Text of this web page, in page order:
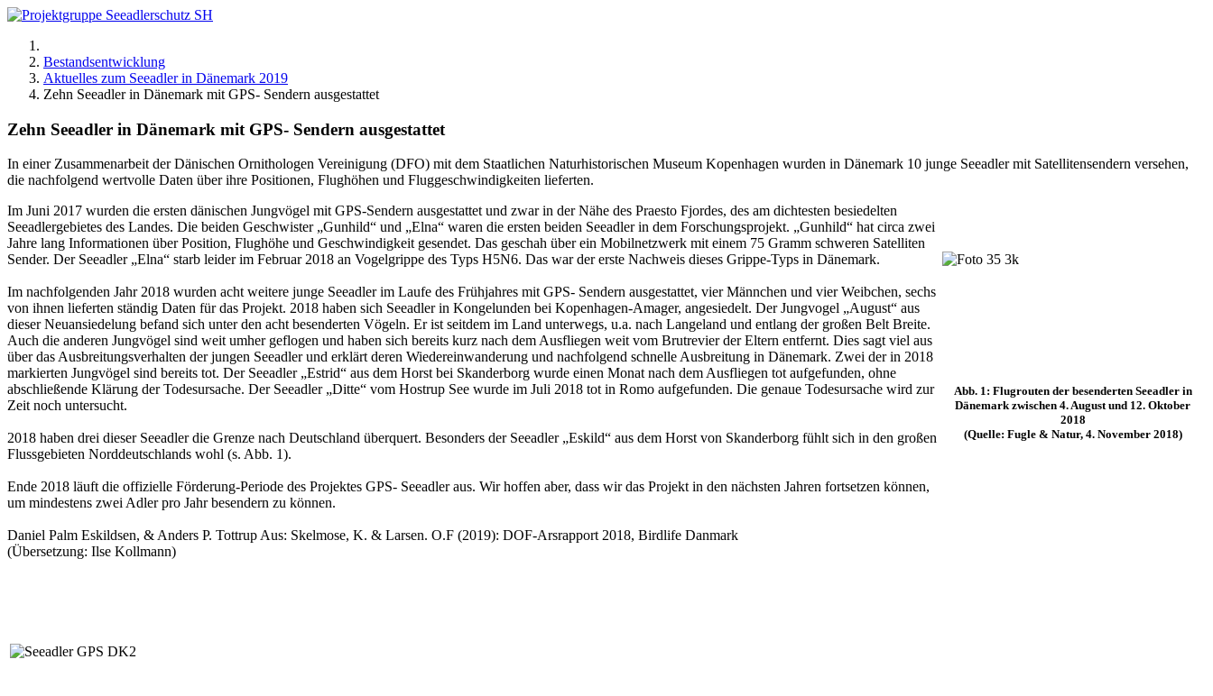
Bestandsentwicklung
Aktuelles zum Seeadler in Dänemark 2019
Zehn Seeadler in Dänemark mit GPS- Sendern ausgestattet
Zehn Seeadler in Dänemark mit GPS- Sendern ausgestattet
In einer Zusammenarbeit der Dänischen Ornithologen Vereinigung (DFO) mit dem Staatlichen Naturhistorischen Museum Kopenhagen wurden in Dänemark 10 junge Seeadler mit Satellitensendern versehen,
die nachfolgend wertvolle Daten über ihre Positionen, Flughöhen und Fluggeschwindigkeiten lieferten.
Abb. 1: Flugrouten der besenderten Seeadler in
Dänemark zwischen 4. August und 12. Oktober
2018
(Quelle: Fugle & Natur, 4. November 2018)
Im Juni 2017 wurden die ersten dänischen Jungvögel mit GPS-Sendern ausgestattet und zwar in der Nähe des Praesto Fjordes, des am dichtesten besiedelten
Seeadlergebietes des Landes. Die beiden Geschwister „Gunhild“ und „Elna“ waren die ersten beiden Seeadler in dem Forschungsprojekt. „Gunhild“ hat circa zwei
Jahre lang Informationen über Position, Flughöhe und Geschwindigkeit gesendet. Das geschah über ein Mobilnetzwerk mit einem 75 Gramm schweren Satelliten
Sender. Der Seeadler „Elna“ starb leider im Februar 2018 an Vogelgrippe des Typs H5N6. Das war der erste Nachweis dieses Grippe-Typs in Dänemark.
Im nachfolgenden Jahr 2018 wurden acht weitere junge Seeadler im Laufe des Frühjahres mit GPS- Sendern ausgestattet, vier Männchen und vier Weibchen, sechs
von ihnen lieferten ständig Daten für das Projekt. 2018 haben sich Seeadler in Kongelunden bei Kopenhagen-Amager, angesiedelt. Der Jungvogel „August“ aus
dieser Neuansiedelung befand sich unter den acht besenderten Vögeln. Er ist seitdem im Land unterwegs, u.a. nach Langeland und entlang der großen Belt Breite.
Auch die anderen Jungvögel sind weit umher geflogen und haben sich bereits kurz nach dem Ausfliegen weit vom Brutrevier der Eltern entfernt. Dies sagt viel aus
über das Ausbreitungsverhalten der jungen Seeadler und erklärt deren Wiedereinwanderung und nachfolgend schnelle Ausbreitung in Dänemark. Zwei der in 2018
markierten Jungvögel sind bereits tot. Der Seeadler „Estrid“ aus dem Horst bei Skanderborg wurde einen Monat nach dem Ausfliegen tot aufgefunden, ohne
abschließende Klärung der Todesursache. Der Seeadler „Ditte“ vom Hostrup See wurde im Juli 2018 tot in Romo aufgefunden. Die genaue Todesursache wird zur
Zeit noch untersucht.
2018 haben drei dieser Seeadler die Grenze nach Deutschland überquert. Besonders der Seeadler „Eskild“ aus dem Horst von Skanderborg fühlt sich in den großen
Flussgebieten Norddeutschlands wohl (s. Abb. 1).
Ende 2018 läuft die offizielle Förderung-Periode des Projektes GPS- Seeadler aus. Wir hoffen aber, dass wir das Projekt in den nächsten Jahren fortsetzen können,
um mindestens zwei Adler pro Jahr besendern zu können.
Daniel Palm Eskildsen, & Anders P. Tottrup Aus: Skelmose, K. & Larsen. O.F (2019): DOF-Arsrapport 2018, Birdlife Danmark
(Übersetzung: Ilse Kollmann)